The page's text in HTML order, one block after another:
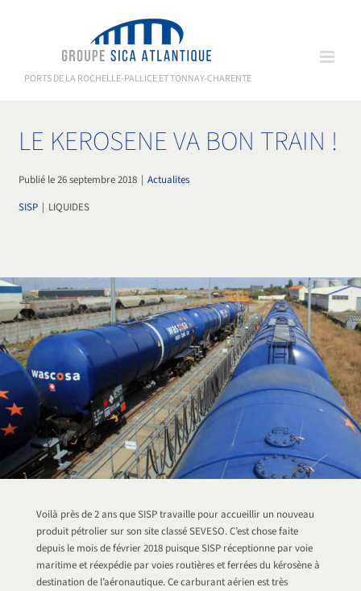
PORTS DE LA ROCHELLE-PALLICE ET TONNAY-CHARENTE
LE KEROSENE VA BON TRAIN !
Publié le 26 septembre 2018 | Actualites
SISP | LIQUIDES
Voilà près de 2 ans que SISP travaille pour accueillir un nouveau
produit pétrolier sur son site classé SEVESO. C’est chose faite
depuis le mois de février 2018 puisque SISP réceptionne par voie
maritime et réexpédie par voies routières et ferrées du kérosène à
destination de l’aéronautique. Ce carburant aérien est très